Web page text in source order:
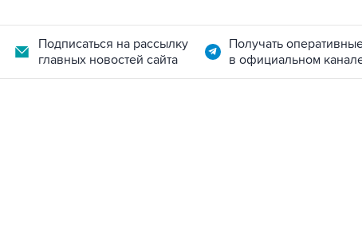
Подписаться на рассылку
главных новостей сайта
Получать
в официальном